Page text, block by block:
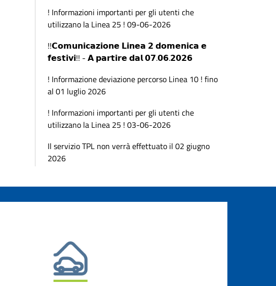
! Informazioni importanti per gli utenti che
utilizzano la Linea 25 ! 09-06-2026
!!𝗖𝗼𝗺𝘂𝗻𝗶𝗰𝗮𝘇𝗶𝗼𝗻𝗲 𝗟𝗶𝗻𝗲𝗮 𝟮 𝗱𝗼𝗺𝗲𝗻𝗶𝗰𝗮 𝗲
𝗳𝗲𝘀𝘁𝗶𝘃𝗶!! - 𝗔 𝗽𝗮𝗿𝘁𝗶𝗿𝗲 𝗱𝗮𝗹 𝟬𝟳.𝟬𝟲.𝟮𝟬𝟮𝟲
! Informazione deviazione percorso Linea 10 ! fino
al 01 luglio 2026
! Informazioni importanti per gli utenti che
utilizzano la Linea 25 ! 03-06-2026
Il servizio TPL non verrà effettuato il 02 giugno
2026